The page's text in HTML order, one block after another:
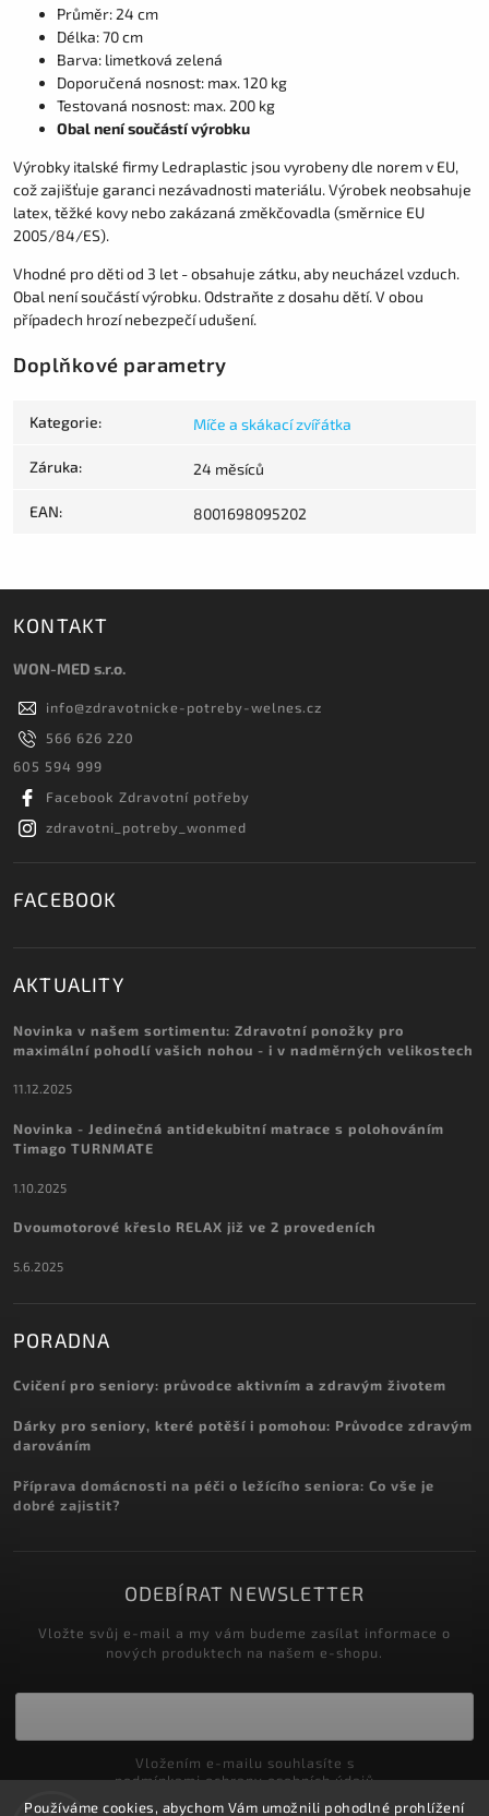
Používáme cookies, abychom Vám umožnili pohodlné prohlížení
Průměr: 24 cm
Délka: 70 cm
Barva: limetková zelená
Doporučená nosnost: max. 120 kg
Testovaná nosnost: max. 200 kg
Obal není součástí výrobku
Výrobky italské firmy Ledraplastic jsou vyrobeny dle norem v EU,
což zajišťuje garanci nezávadnosti materiálu. Výrobek neobsahuje
latex, těžké kovy nebo zakázaná změkčovadla (směrnice EU
2005/84/ES).
Vhodné pro děti od 3 let - obsahuje zátku, aby neucházel vzduch.
Obal není součástí výrobku. Odstraňte z dosahu dětí. V obou
případech hrozí nebezpečí udušení.
Doplňkové parametry
Kategorie: Míče a skákací zvířátka
Záruka: 24 měsíců
EAN: 8001698095202
KONTAKT
WON-MED s.r.o.
info@zdravotnicke-potreby-welnes.cz
566 626 220
605 594 999
Facebook Zdravotní potřeby
zdravotni_potreby_wonmed
FACEBOOK
AKTUALITY
Novinka v našem sortimentu: Zdravotní ponožky pro
maximální pohodlí vašich nohou - i v nadměrných velikostech
11.12.2025
Novinka - Jedinečná antidekubitní matrace s polohováním
Timago TURNMATE
1.10.2025
Dvoumotorové křeslo RELAX již ve 2 provedeních
5.6.2025
PORADNA
Cvičení pro seniory: průvodce aktivním a zdravým životem
Dárky pro seniory, které potěší i pomohou: Průvodce zdravým
darováním
Příprava domácnosti na péči o ležícího seniora: Co vše je
dobré zajistit?
ODEBÍRAT NEWSLETTER
Vložte svůj e-mail a my vám budeme zasílat informace o
nových produktech na našem e-shopu.
podmínkami ochrany osobních údajů